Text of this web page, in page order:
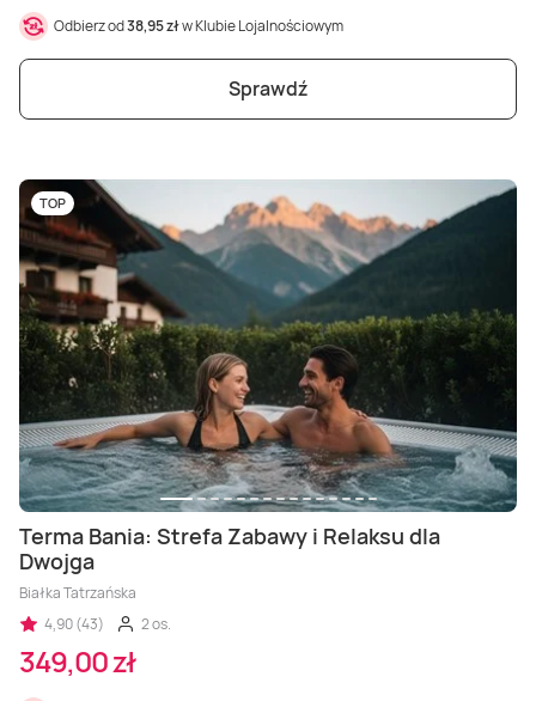
Odbierz od38,95 złw Klubie Lojalnościowym
Sprawdź
TOP
Terma Bania: Strefa Zabawy i Relaksu dla
Dwojga
Białka Tatrzańska
4,90 (43)
2 os.
349,00 zł